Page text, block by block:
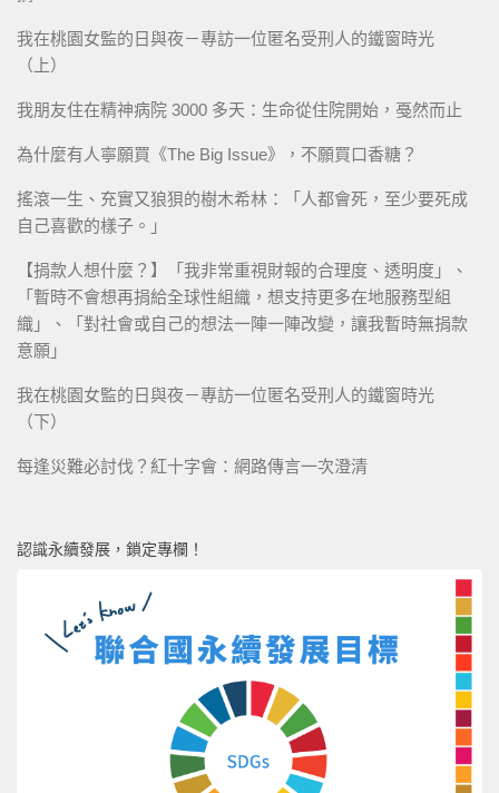
我在桃園女監的日與夜－專訪一位匿名受刑人的鐵窗時光
（上）
我朋友住在精神病院 3000 多天：生命從住院開始，戞然而止
為什麼有人寧願買《The Big Issue》，不願買口香糖？
搖滾一生、充實又狼狽的樹木希林：「人都會死，至少要死成
自己喜歡的樣子。」
【捐款人想什麼？】「我非常重視財報的合理度、透明度」、
「暫時不會想再捐給全球性組織，想支持更多在地服務型組
織」、「對社會或自己的想法一陣一陣改變，讓我暫時無捐款
意願」
我在桃園女監的日與夜－專訪一位匿名受刑人的鐵窗時光
（下）
每逢災難必討伐？紅十字會：網路傳言一次澄清
認識永續發展，鎖定專欄！